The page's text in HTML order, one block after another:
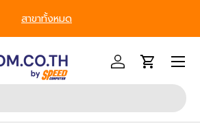
We’ve Got IT All. - ครบที่สุด ทุก
Segment
เข้าสู่ระบบรถเข็น
หน้าเมนู